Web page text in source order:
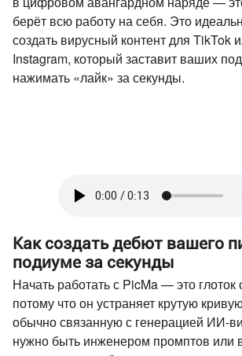
берёт всю работу на себя. Это
создать вирусный контент для TikTok
Instagram, который заставит ваших
нажимать «лайк» за секунды.
Как создать дебют вашего
подиуме за секунды
Начать работать с PicMa — это глоток
потому что он устраняет крутую
обычно связанную с генерацией ИИ-
нужно быть инженером промптов или